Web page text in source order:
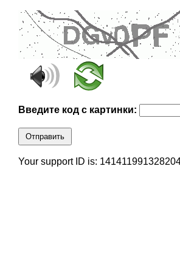
Введите код с картинки:
Отправить
Your support ID is: